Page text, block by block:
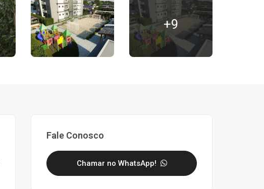
+9
Fale Conosco
Chamar no WhatsApp!